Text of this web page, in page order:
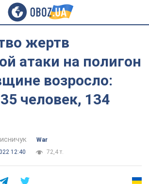
жертв
атаки на полигон
возросло:
человек, 134
War
12:40
72,4 т.